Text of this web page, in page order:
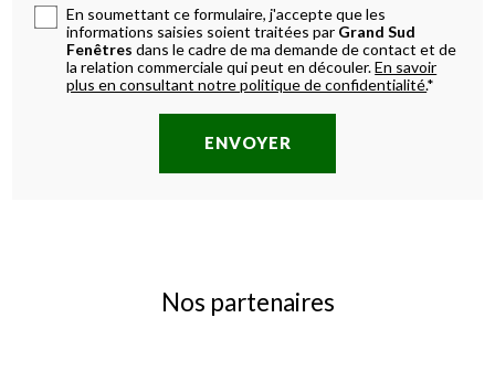
En soumettant ce formulaire, j'accepte que les
informations saisies soient traitées par Grand Sud
Fenêtres dans le cadre de ma demande de contact et de
la relation commerciale qui peut en découler.En savoir
plus en consultant notre politique de confidentialité.*
Nos partenaires